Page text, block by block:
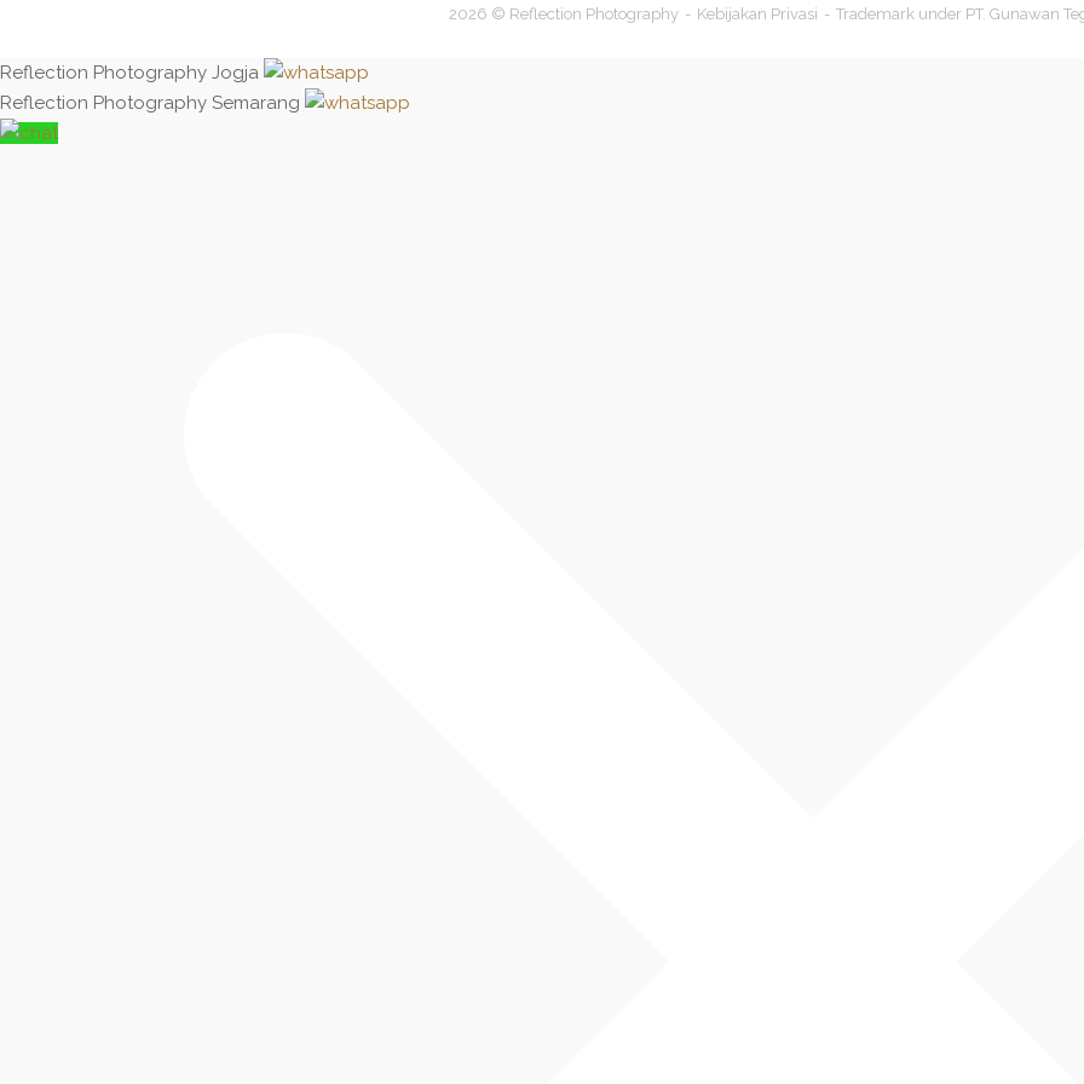
2026 © Reflection Photography Kebijakan Privasi Trademark under PT. Gunawan
Reflection Photography Jogja
Reflection Photography Semarang